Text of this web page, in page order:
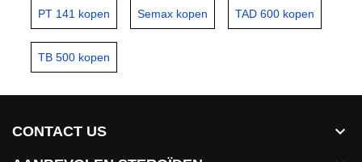
PT 141 kopen Semax kopen TAD 600 kopen
TB 500 kopen
CONTACT US 